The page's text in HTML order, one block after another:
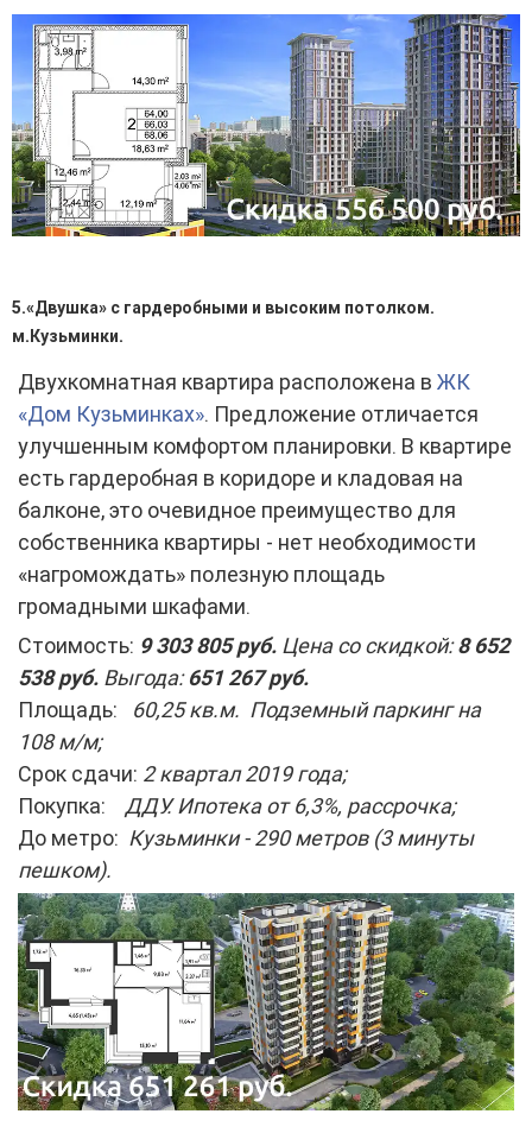
5.«Двушка» с гардеробными и высоким потолком.
м.Кузьминки.
Двухкомнатная квартира расположена в ЖК
«Дом Кузьминках». Предложение отличается
улучшенным комфортом планировки. В квартире
есть гардеробная в коридоре и кладовая на
балконе, это очевидное преимущество для
собственника квартиры - нет необходимости
«нагромождать» полезную площадь
громадными шкафами.
Стоимость: 9 303 805 руб. Цена со скидкой:8 652
538 руб. Выгода:651 267 руб.
Площадь: 60,25 кв.м. Подземный паркинг на
108 м/м;
Срок сдачи: 2 квартал 2019 года;
Покупка: ДДУ. Ипотека от 6,3%, рассрочка;
До метро: Кузьминки - 290 метров (3 минуты
пешком).